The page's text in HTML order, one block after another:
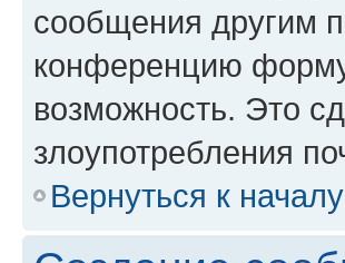
сообщения другим
конференцию
возможность. Это
злоупотребления
Вернуться к началу